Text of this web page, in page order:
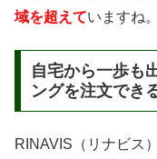
域を超えていますね。
自宅から一歩も
ングを注文でき
RINAVIS（リナビス